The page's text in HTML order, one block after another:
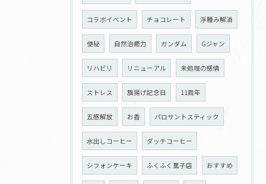
コラボイベント チョコレート 浮腫み解消
便秘 自然治癒力 ガンダム Gジャン
リハビリ リニューアル 未処理の感情
ストレス 旗揚げ記念日 11周年
五感解放 お香 パロサントスティック
水出しコーヒー ダッチコーヒー
シフォンケーキ ふくふく菓子店 おすすめ